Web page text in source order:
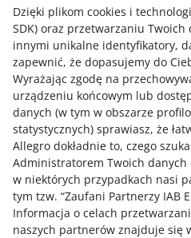
Dzięki plikom cookies i
SDK) oraz przetwarzaniu Twoich
innymi unikalne identyfikatory,
zapewnić, że dopasujemy do
Wyrażając zgodę na
urządzeniu końcowym lub
danych (w tym w obszarze
statystycznych) sprawiasz, że
Allegro dokładnie to, czego
Administratorem Twoich danych
w niektórych przypadkach nasi
tym tzw. “Zaufani Partnerzy IAB
Informacja o celach
naszych partnerów znajduje się
Aby to zrobić, kliknij
wiadomości na
opcji [zgłoś]. W
zaznaczysz powód
potwierdzisz, że
działaniem w dobrej
też dodać dłuższy
Jak możesz zarządzać